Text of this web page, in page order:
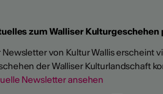
zum Walliser Kulturgeschehen
Newsletter von Kultur Wallis erscheint
der Walliser Kulturlandschaft
Newsletter ansehen